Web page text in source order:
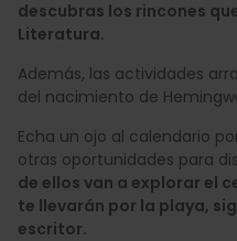
descubras los rincones
Literatura.
Además, las actividades
del nacimiento de
Echa un ojo al calendario
otras oportunidades para
de ellos van a explorar el
te llevarán por la playa,
escritor.